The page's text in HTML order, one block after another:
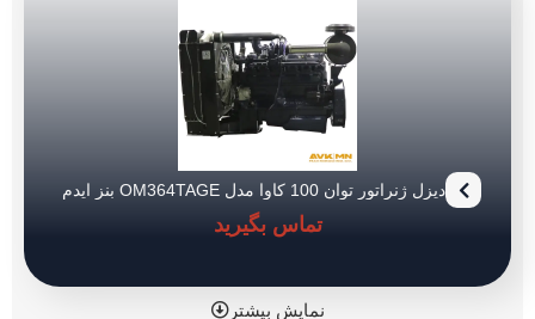
دیزل ژنراتور توان 100 کاوا مدل OM364TAGE بنز ایدم
تماس بگیرید
نمایش بیشتر